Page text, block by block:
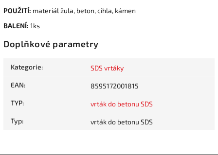
POUŽITÍ: materiál žula, beton, cihla, kámen
BALENÍ: 1ks
Doplňkové parametry
Kategorie: SDS vrtáky
EAN: 8595172001815
TYP: vrták do betonu SDS
Typ: vrták do betonu SDS